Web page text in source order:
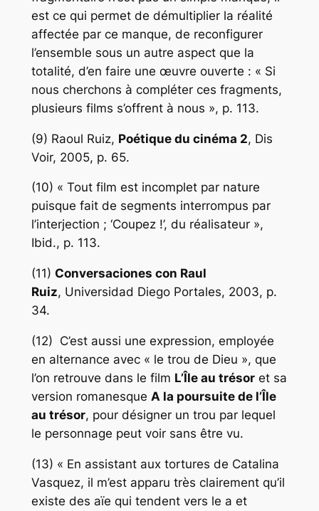
est ce qui permet de démultiplier la réalité
affectée par ce manque, de reconfigurer
l’ensemble sous un autre aspect que la
totalité, d’en faire une œuvre ouverte : « Si
nous cherchons à compléter ces fragments,
plusieurs films s’offrent à nous », p. 113.
(9) Raoul Ruiz, Poétique du cinéma 2, Dis
Voir, 2005, p. 65.
(10) « Tout film est incomplet par nature
puisque fait de segments interrompus par
l’interjection ; ‘Coupez !’, du réalisateur »,
Ibid., p. 113.
(11) Conversaciones con Raul
Ruiz, Universidad Diego Portales, 2003, p.
34.
(12) C’est aussi une expression, employée
en alternance avec « le trou de Dieu », que
l’on retrouve dans le film L’Île au trésoret sa
version romanesque A la poursuite de l’Île
au trésor, pour désigner un trou par lequel
le personnage peut voir sans être vu.
(13) « En assistant aux tortures de Catalina
Vasquez, il m’est apparu très clairement qu’il
existe des aïe qui tendent vers le a et